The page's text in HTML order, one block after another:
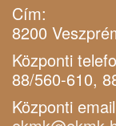
Cím:
8200
Központi
88/560-610,
Központi